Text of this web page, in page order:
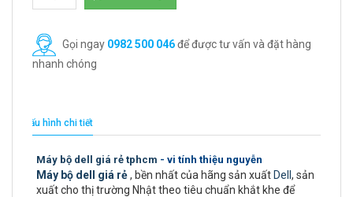
Gọi ngay 0982 500 046để được tư vấn và đặt hàng
nhanh chóng
Cấu hình chi tiết
Máy bộ dell giá rẻ tphcm - vi tính thiệu nguyễn
Máy bộ dell giá rẻ, bền nhất của hãng sản xuất Dell , sản
xuất cho thị trường Nhật theo tiêu chuẩn khắt khe để